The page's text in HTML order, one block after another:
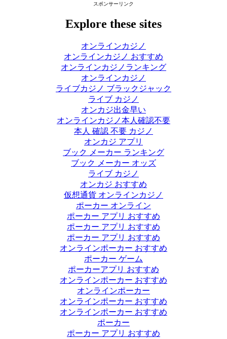
スポンサーリンク
Explore these sites
オンラインカジノ
オンラインカジノ おすすめ
オンラインカジノランキング
オンラインカジノ
ライブカジノ ブラックジャック
ライブ カジノ
オンカジ出金早い
オンラインカジノ本人確認不要
本人 確認 不要 カジノ
オンカジ アプリ
ブック メーカー ランキング
ブック メーカー オッズ
ライブ カジノ
オンカジ おすすめ
仮想通貨 オンラインカジノ
ポーカー オンライン
ポーカー アプリ おすすめ
ポーカー アプリ おすすめ
ポーカー アプリ おすすめ
オンラインポーカー おすすめ
ポーカー ゲーム
ポーカーアプリ おすすめ
オンラインポーカー おすすめ
オンラインポーカー
オンラインポーカー おすすめ
オンラインポーカー おすすめ
ポーカー
ポーカー アプリ おすすめ